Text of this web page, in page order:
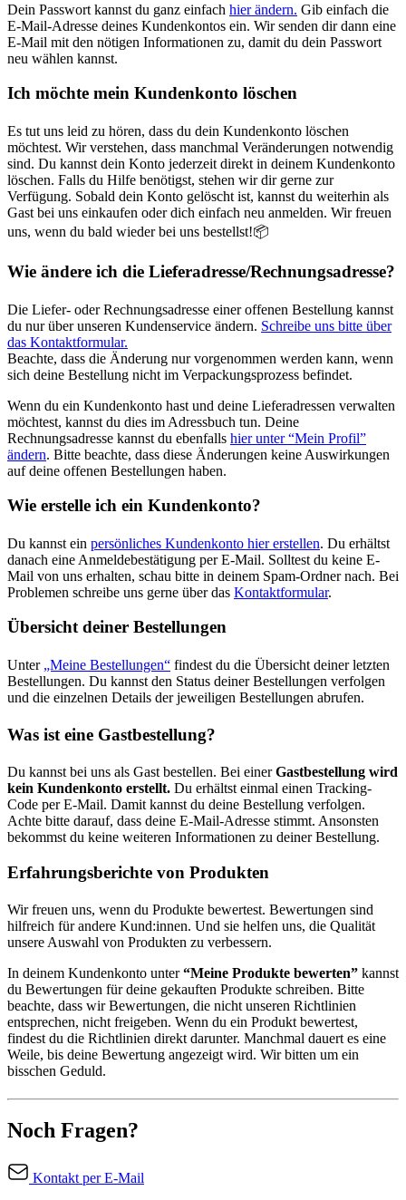
Dein Passwort kannst du ganz einfach hier ändern. Gib einfach die
E-Mail-Adresse deines Kundenkontos ein. Wir senden dir dann eine
E-Mail mit den nötigen Informationen zu, damit du dein Passwort
neu wählen kannst.
Ich möchte mein Kundenkonto löschen
Es tut uns leid zu hören, dass du dein Kundenkonto löschen
möchtest. Wir verstehen, dass manchmal Veränderungen notwendig
sind. Du kannst dein Konto jederzeit direkt in deinem Kundenkonto
löschen. Falls du Hilfe benötigst, stehen wir dir gerne zur
Verfügung. Sobald dein Konto gelöscht ist, kannst du weiterhin als
Gast bei uns einkaufen oder dich einfach neu anmelden. Wir freuen
uns, wenn du bald wieder bei uns bestellst!📦
Wie ändere ich die Lieferadresse/Rechnungsadresse?
Die Liefer- oder Rechnungsadresse einer offenen Bestellung kannst
du nur über unseren Kundenservice ändern. Schreibe uns bitte über
das Kontaktformular.
Beachte, dass die Änderung nur vorgenommen werden kann, wenn
sich deine Bestellung nicht im Verpackungsprozess befindet.
Wenn du ein Kundenkonto hast und deine Lieferadressen verwalten
möchtest, kannst du dies im Adressbuch tun. Deine
Rechnungsadresse kannst du ebenfalls hier unter “Mein Profil”
ändern. Bitte beachte, dass diese Änderungen keine Auswirkungen
auf deine offenen Bestellungen haben.
Wie erstelle ich ein Kundenkonto?
Du kannst ein persönliches Kundenkonto hier erstellen. Du erhältst
danach eine Anmeldebestätigung per E-Mail. Solltest du keine E-
Mail von uns erhalten, schau bitte in deinem Spam-Ordner nach. Bei
Problemen schreibe uns gerne über das Kontaktformular.
Übersicht deiner Bestellungen
Unter „Meine Bestellungen“ findest du die Übersicht deiner letzten
Bestellungen. Du kannst den Status deiner Bestellungen verfolgen
und die einzelnen Details der jeweiligen Bestellungen abrufen.
Was ist eine Gastbestellung?
Du kannst bei uns als Gast bestellen. Bei einerGastbestellung wird
kein Kundenkonto erstellt. Du erhältst einmal einen Tracking-
Code per E-Mail. Damit kannst du deine Bestellung verfolgen.
Achte bitte darauf, dass deine E-Mail-Adresse stimmt. Ansonsten
bekommst du keine weiteren Informationen zu deiner Bestellung.
Erfahrungsberichte von Produkten
Wir freuen uns, wenn du Produkte bewertest. Bewertungen sind
hilfreich für andere Kund:innen. Und sie helfen uns, die Qualität
unsere Auswahl von Produkten zu verbessern.
In deinem Kundenkonto unter“Meine Produkte bewerten” kannst
du Bewertungen für deine gekauften Produkte schreiben. Bitte
beachte, dass wir Bewertungen, die nicht unseren Richtlinien
entsprechen, nicht freigeben. Wenn du ein Produkt bewertest,
findest du die Richtlinien direkt darunter. Manchmal dauert es eine
Weile, bis deine Bewertung angezeigt wird. Wir bitten um ein
bisschen Geduld.
Noch Fragen?
Kontakt per E-Mail